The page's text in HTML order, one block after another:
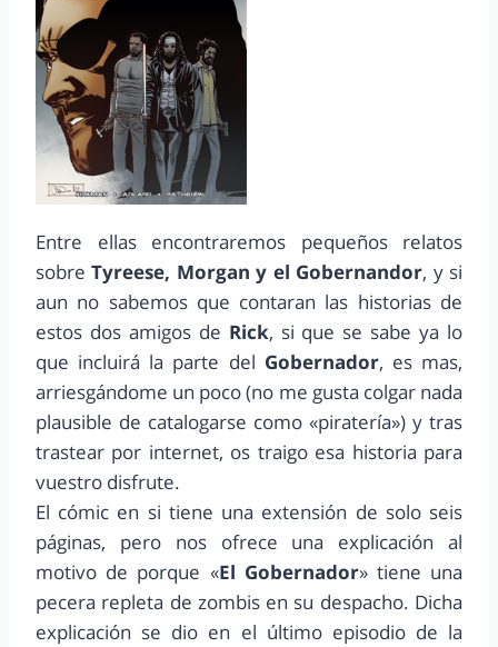
Entre ellas encontraremos pequeños relatos
sobreTyreese, Morgan y el Gobernandor, y si
aun no sabemos que contaran las historias de
estos dos amigos de Rick, si que se sabe ya lo
que incluirá la parte del Gobernador, es mas,
arriesgándome un poco (no me gusta colgar nada
plausible de catalogarse como «piratería») y tras
trastear por internet, os traigo esa historia para
vuestro disfrute.
El cómic en si tiene una extensión de solo seis
páginas, pero nos ofrece una explicación al
motivo de porque «El Gobernador» tiene una
pecera repleta de zombis en su despacho. Dicha
explicación se dio en el último episodio de la